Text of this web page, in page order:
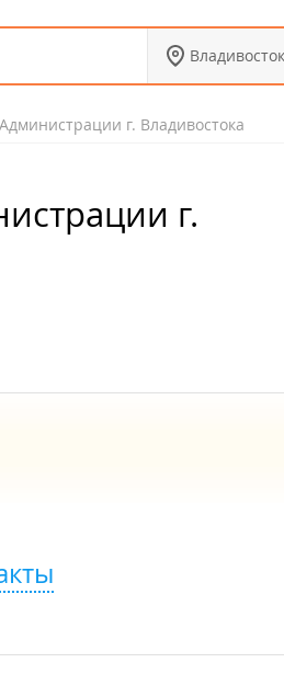
Владивосток
г. Владивостока
г.